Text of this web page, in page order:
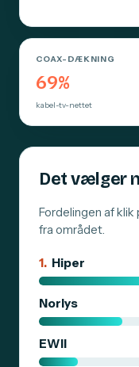
COAX-DÆKNING
69%
kabel-tv-nettet
Det vælger
Fordelingen af
fra området.
1. Hiper
Norlys
EWII